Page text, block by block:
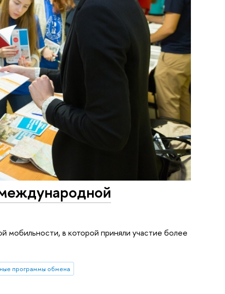
мобильности, в которой приняли участие более
программы обмена